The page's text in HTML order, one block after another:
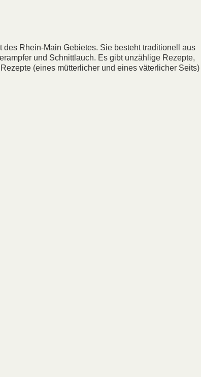
Rhein-Main Gebietes. Sie besteht traditionell aus
und Schnittlauch. Es gibt unzählige Rezepte,
(eines mütterlicher und eines väterlicher Seits)